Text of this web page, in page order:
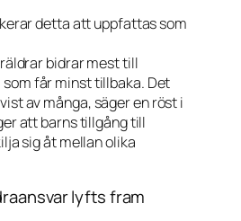
detta att uppfattas som
bidrar mest till
får minst tillbaka. Det
av många, säger en röst i
att barns tillgång till
sig åt mellan olika
lyfts fram